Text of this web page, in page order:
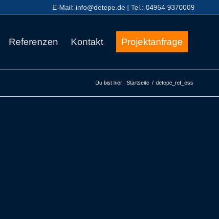
E-Mail: info@detepe.de | Tel.: 04954 9370009
Referenzen Kontakt Projektanfrage
Du bist hier: Startseite / detepe_ref_ess